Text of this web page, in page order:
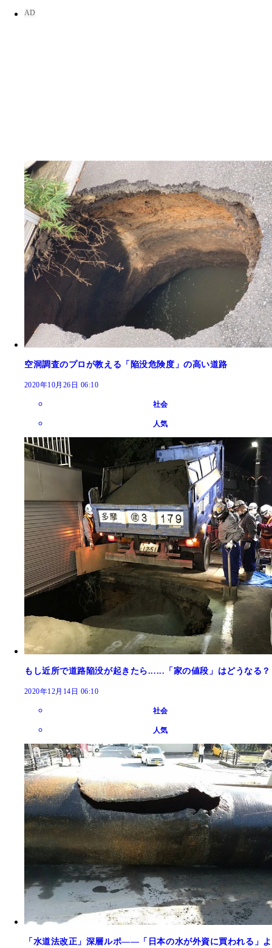
空洞調査のプロが教える「陥没危険度」の高い道路
2020年10月26日 06:10
社会
人気
もし近所で道路陥没が起きたら......「家の値段」はどうなる？
2020年12月14日 06:10
社会
人気
「水道法改正」深層ルポ――「日本の水が外資に買われる」よ